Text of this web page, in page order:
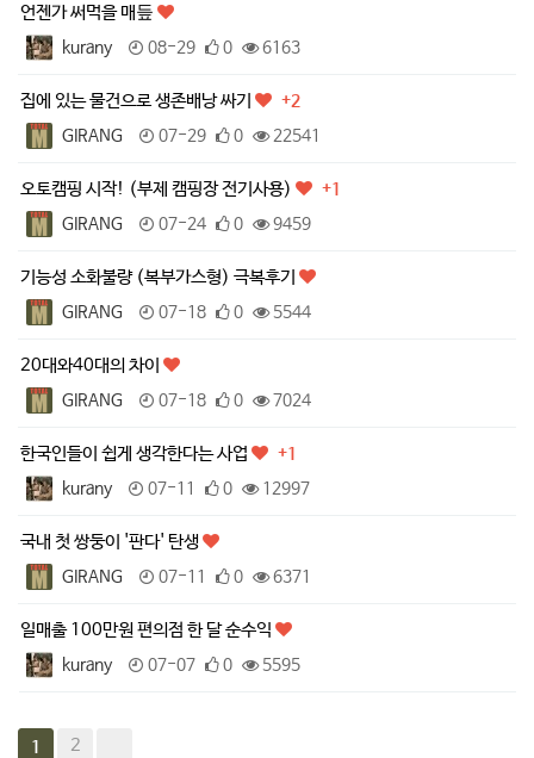
언젠가 써먹을 매듶
kurany 08-29 0 6163
집에 있는 물건으로 생존배낭 싸기
+2
GIRANG
07-29 0 22541
오토캠핑 시작! (부제 캠핑장 전기사용)
+1
GIRANG
07-24 0 9459
기능성 소화불량 (복부가스형) 극복후기
GIRANG 07-18 0 5544
20대와40대의 차이
GIRANG 07-18 0 7024
한국인들이 쉽게 생각한다는 사업
+1
kurany
07-11 0 12997
국내 첫 쌍둥이 '판다' 탄생
GIRANG 07-11 0 6371
일매출 100만원 편의점 한 달 순수익
kurany 07-07 0 5595
1 2